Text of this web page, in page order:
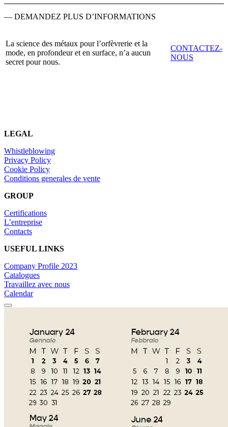
— DEMANDEZ PLUS D’INFORMATIONS
La science des métaux pour l’orfèvrerie et la
mode, en profondeur et en surface, n’a aucun
secret pour nous.
CONTACTEZ-
NOUS
LEGAL
Whistleblowing
Privacy Policy
Cookie Policy
Conditions generales de vente
GROUP
Certifications
L’entreprise
Contacts
USEFUL LINKS
Company Profile 2023
Catalogues
Travaillez avec nous
Calendar